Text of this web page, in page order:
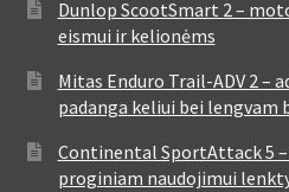
Dunlop ScootSmart 2 –
eismui ir kelionėms
Mitas Enduro Trail-ADV 2 –
padanga keliui bei lengvam
Continental SportAttack 5
proginiam naudojimui